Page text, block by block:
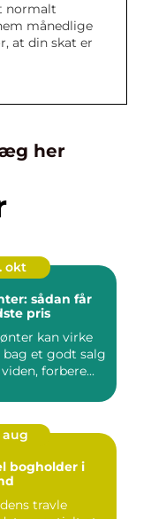
normalt
månedlige
at din skat er
her
okt
sådan får
pris
kan virke
bag et godt salg
forbere...
aug
bogholder i
travle